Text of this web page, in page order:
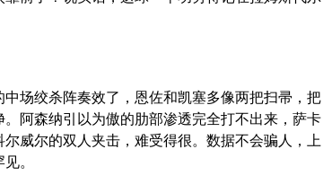
场绞杀阵奏效了，恩佐和凯塞多像两把扫帚，把
阿森纳引以为傲的肋部渗透完全打不出来，萨卡
威尔的双人夹击，难受得很。数据不会骗人，上
。